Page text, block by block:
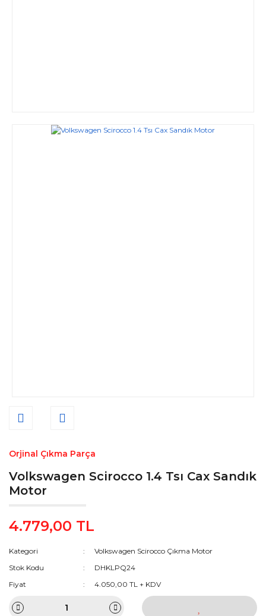
Orjinal Çıkma Parça
Volkswagen Scirocco 1.4 Tsı Cax Sandık
Motor
4.779,00 TL
Kategori
Volkswagen Scirocco Çıkma Motor
Stok Kodu
DHKLPQ24
Fiyat
4.050,00 TL + KDV